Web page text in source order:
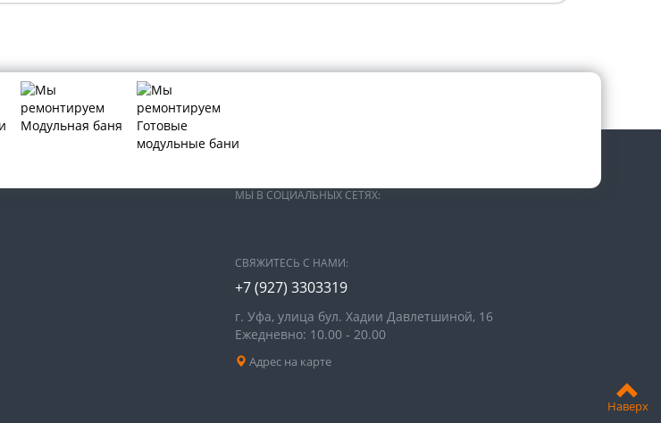
Наверх
МЫ В СОЦИАЛЬНЫХ СЕТЯХ:
СВЯЖИТЕСЬ С НАМИ:
+7 (927) 3303319
г. Уфа, улица бул. Хадии Давлетшиной, 16
Ежедневно: 10.00 - 20.00
Адрес на карте